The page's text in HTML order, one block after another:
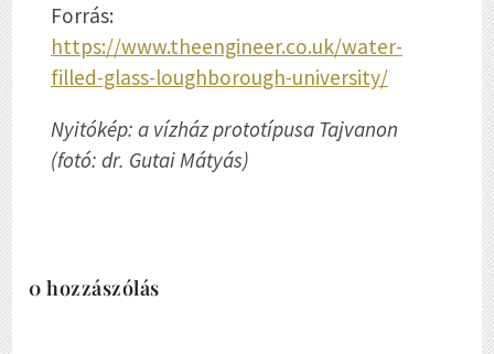
Forrás:
https://www.theengineer.co.uk/water-
filled-glass-loughborough-university/
Nyitókép: a vízház prototípusa Tajvanon
(fotó: dr. Gutai Mátyás)
0 hozzászólás